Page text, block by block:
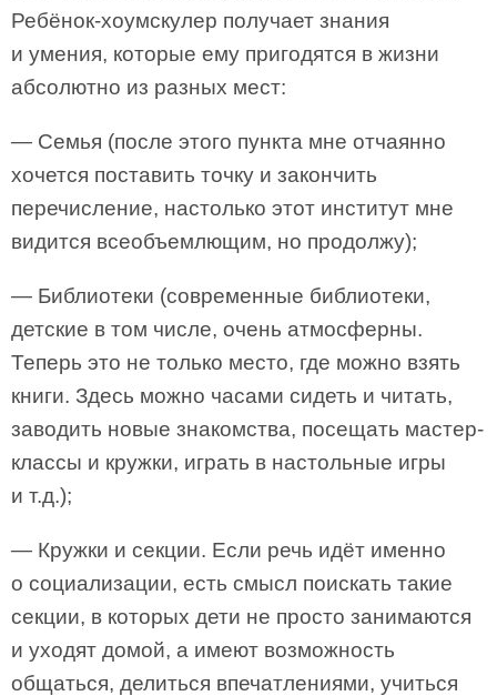
Ребёнок-хоумскулер получает знания
и умения, которые ему пригодятся в жизни
абсолютно из разных мест:
— Семья (после этого пункта мне отчаянно
хочется поставить точку и закончить
перечисление, настолько этот институт мне
видится всеобъемлющим, но продолжу);
— Библиотеки (современные библиотеки,
детские в том числе, очень атмосферны.
Теперь это не только место, где можно взять
книги. Здесь можно часами сидеть и читать,
заводить новые знакомства, посещать мастер-
классы и кружки, играть в настольные игры
и т.д.);
— Кружки и секции. Если речь идёт именно
о социализации, есть смысл поискать такие
секции, в которых дети не просто занимаются
и уходят домой, а имеют возможность
общаться, делиться впечатлениями, учиться